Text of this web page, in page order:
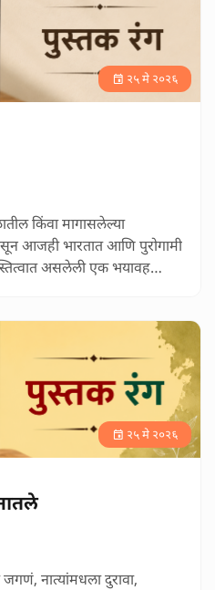
२५ मे २०२६
किंवा मागासलेल्या
आजही भारतात आणि पुरोगामी
असलेली एक भयावह
ग्रामीण भाग, शहरी
अभाव, स्थलांतर, मुलींच्या
२५ मे २०२६
नात्यांमधला दुरावा,